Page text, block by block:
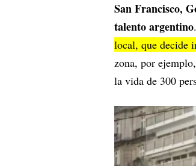
San Francisco,
talento argentino
local, que decide
zona, por
la vida de 300